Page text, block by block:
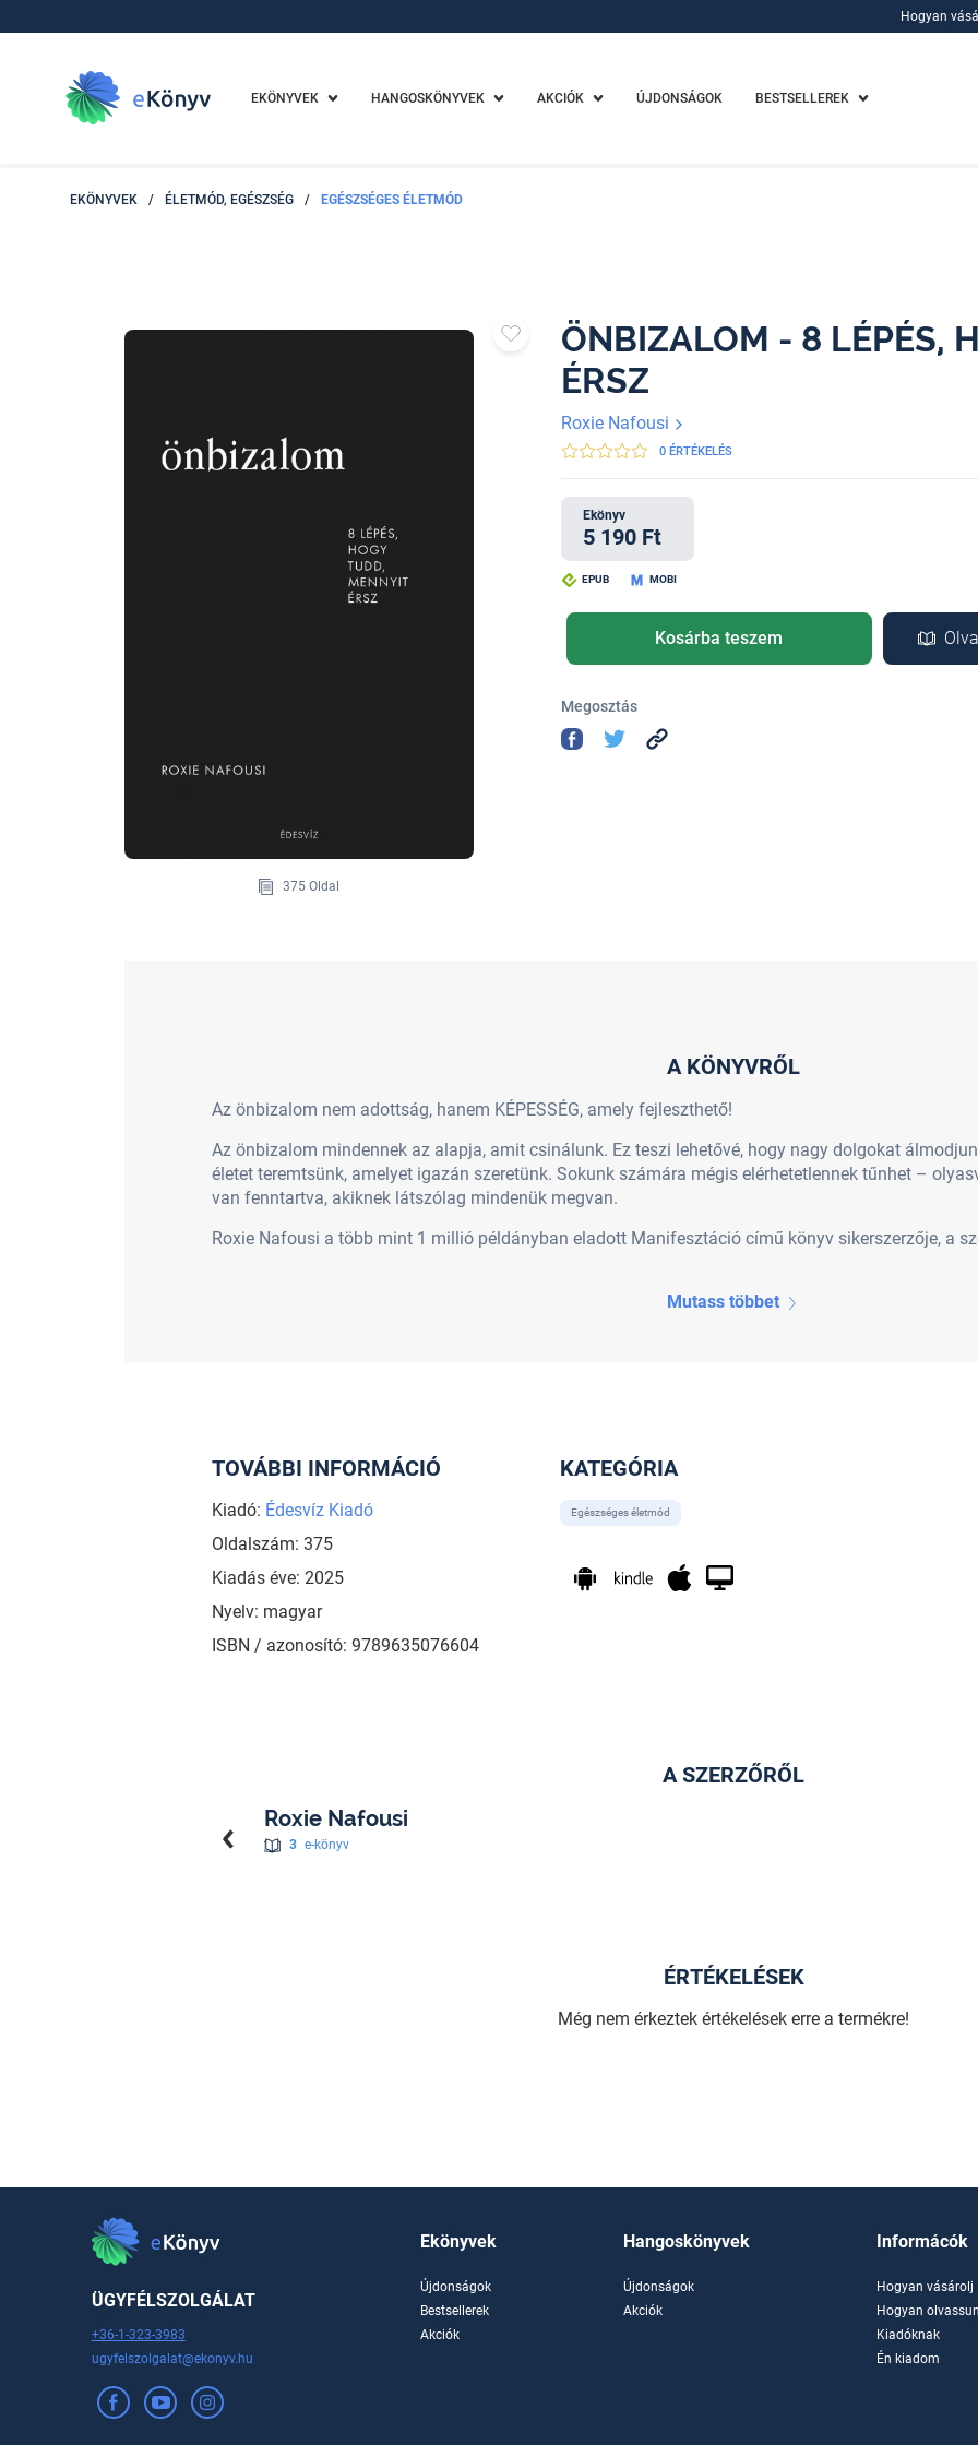
Hogyan
EKÖNYVEK HANGOSKÖNYVEK AKCIÓK ÚJDONSÁGOK BESTSELLEREK
EKÖNYVEK / ÉLETMÓD, EGÉSZSÉG / EGÉSZSÉGES ÉLETMÓD
375 Oldal
ÖNBIZALOM - 8 LÉPÉS,
ÉRSZ
Roxie Nafousi
0 ÉRTÉKELÉS
Ekönyv
5 190 Ft
EPUB MOBI
Kosárba teszem
Megosztás
A KÖNYVRŐL
Az önbizalom nem adottság, hanem KÉPESSÉG, amely fejleszthető!
Az önbizalom mindennek az alapja, amit csinálunk. Ez teszi lehetővé, hogy nagy dolgokat
életet teremtsünk, amelyet igazán szeretünk. Sokunk számára mégis elérhetetlennek tűnhet –
van fenntartva, akiknek látszólag mindenük megvan.
Roxie Nafousi a több mint 1 millió példányban eladott Manifesztáció című könyv sikerszerzője, a
Mutass többet
TOVÁBBI INFORMÁCIÓ
Kiadó: Édesvíz Kiadó
Oldalszám: 375
Kiadás éve: 2025
Nyelv: magyar
ISBN / azonosító: 9789635076604
KATEGÓRIA
Egészséges életmód
A SZERZŐRŐL
Roxie Nafousi
3 e-könyv
ÉRTÉKELÉSEK
Még nem érkeztek értékelések erre a termékre!
ÜGYFÉLSZOLGÁLAT
+36-1-323-3983
ugyfelszolgalat@ekonyv.hu
Ekönyvek
Újdonságok
Bestsellerek
Akciók
Hangoskönyvek
Újdonságok
Akciók
Informácók
Hogyan vásárolj
Hogyan
Kiadóknak
Én kiadom